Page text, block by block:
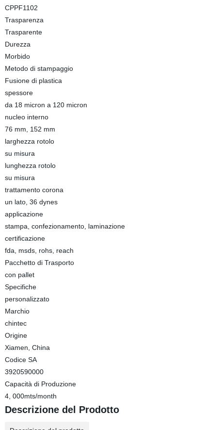
CPPF1102
Trasparenza
Trasparente
Durezza
Morbido
Metodo di stampaggio
Fusione di plastica
spessore
da 18 micron a 120 micron
nucleo interno
76 mm, 152 mm
larghezza rotolo
su misura
lunghezza rotolo
su misura
trattamento corona
un lato, 36 dynes
applicazione
stampa, confezionamento, laminazione
certificazione
fda, msds, rohs, reach
Pacchetto di Trasporto
con pallet
Specifiche
personalizzato
Marchio
chintec
Origine
Xiamen, China
Codice SA
3920590000
Capacità di Produzione
4, 000mts/month
Descrizione del Prodotto